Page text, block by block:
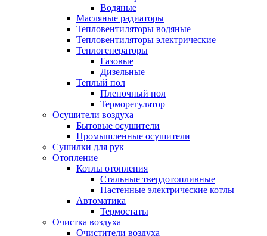
Водяные
Масляные радиаторы
Тепловентиляторы водяные
Тепловентиляторы электрические
Теплогенераторы
Газовые
Дизельные
Теплый пол
Пленочный пол
Терморегулятор
Осушители воздуха
Бытовые осушители
Промышленные осушители
Сушилки для рук
Отопление
Котлы отопления
Стальные твердотопливные
Настенные электрические котлы
Автоматика
Термостаты
Очистка воздуха
Очистители воздуха